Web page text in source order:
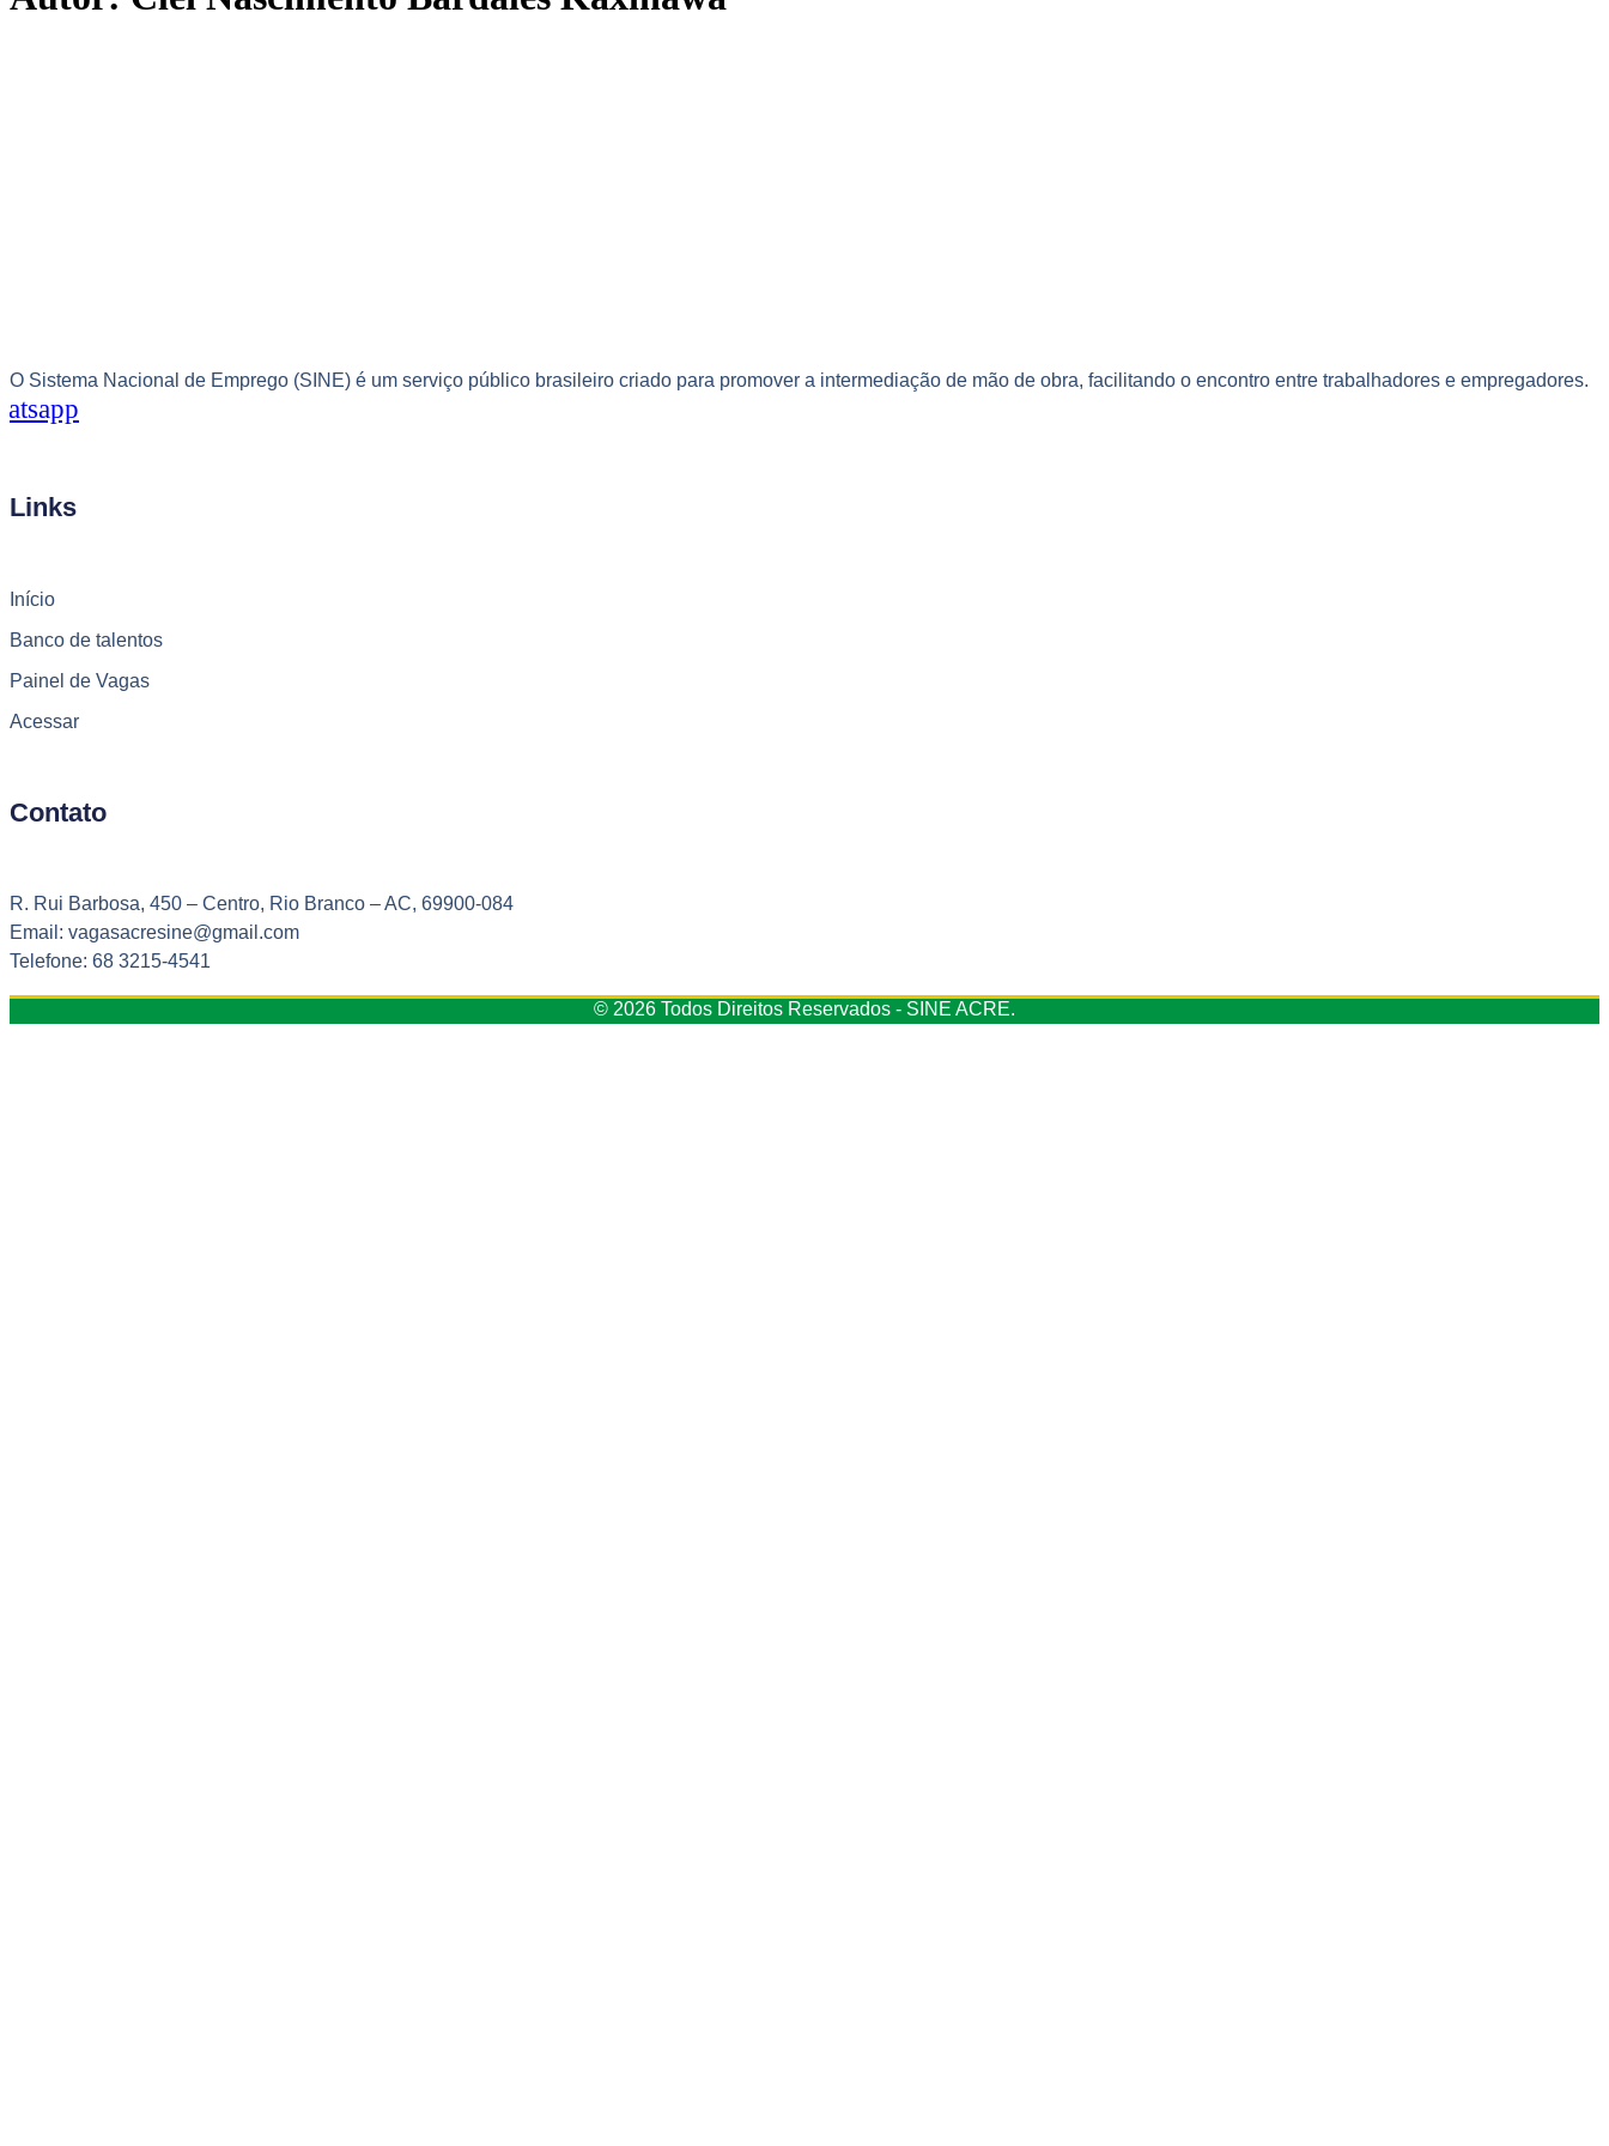
O Sistema Nacional de Emprego (SINE) é um serviço público brasileiro criado para promover a intermediação de mão de obra, facilitando o encontro entre trabalhadores e empregadores.
Links
Início
Banco de talentos
Painel de Vagas
Acessar
Contato
R. Rui Barbosa, 450 – Centro, Rio Branco – AC, 69900-084
Email: vagasacresine@gmail.com
Telefone: 68 3215-4541
© 2026 Todos Direitos Reservados - SINE ACRE.